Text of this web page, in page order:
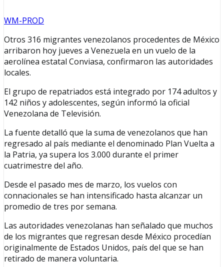
WM-PROD
Otros 316 migrantes venezolanos procedentes de México
arribaron hoy jueves a Venezuela en un vuelo de la
aerolínea estatal Conviasa, confirmaron las autoridades
locales.
El grupo de repatriados está integrado por 174 adultos y
142 niños y adolescentes, según informó la oficial
Venezolana de Televisión.
La fuente detalló que la suma de venezolanos que han
regresado al país mediante el denominado Plan Vuelta a
la Patria, ya supera los 3.000 durante el primer
cuatrimestre del año.
Desde el pasado mes de marzo, los vuelos con
connacionales se han intensificado hasta alcanzar un
promedio de tres por semana.
Las autoridades venezolanas han señalado que muchos
de los migrantes que regresan desde México procedían
originalmente de Estados Unidos, país del que se han
retirado de manera voluntaria.